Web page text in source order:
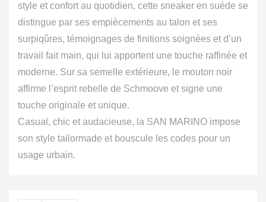
style et confort au quotidien, cette sneaker en suède se
distingue par ses empiècements au talon et ses
surpiqûres, témoignages de finitions soignées et d’un
travail fait main, qui lui apportent une touche raffinée et
moderne. Sur sa semelle extérieure, le mouton noir
affirme l’esprit rebelle de Schmoove et signe une
touche originale et unique.
Casual, chic et audacieuse, la SAN MARINO impose
son style tailormade et bouscule les codes pour un
usage urbain.